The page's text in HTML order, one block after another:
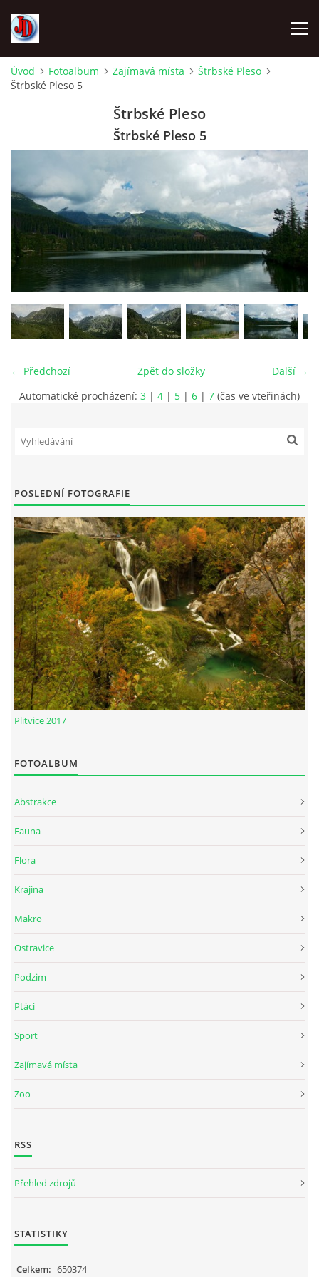
ÚVOD
Z CEST
NÁVŠTĚVNÍ KNIHA
OSTRAVICE SRAZY
Úvod Fotoalbum Zajímavá místa
Štrbské Pleso
Štrbské Pleso 5
Štrbské Pleso
Štrbské Pleso 5
← Předchozí Další →
Zpět do složky
Automatické procházení: 3 | 4 | 5 | 6 | 7 (čas ve vteřinách)
POSLEDNÍ FOTOGRAFIE
Plitvice 2017
FOTOALBUM
Abstrakce
Fauna
Flora
Krajina
Makro
Ostravice
Podzim
Ptáci
Sport
Zajímavá místa
Zoo
RSS
Přehled zdrojů
STATISTIKY
Celkem: 650374